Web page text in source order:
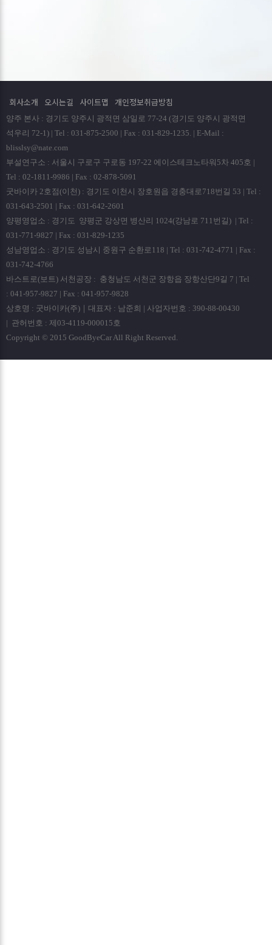
회사소개 오시는길 사이트맵 개인정보취급방침
양주 본사 : 경기도 양주시 광적면 삼일로 77-24 (경기도 양주시 광적면
석우리 72-1) | Tel : 031-875-2500 | Fax : 031-829-1235. | E-Mail :
blisslsy@nate.com
부설연구소 : 서울시 구로구 구로동 197-22 에이스테크노타워5차 405호 |
Tel : 02-1811-9986 | Fax : 02-878-5091
굿바이카 2호점(이천) : 경기도 이천시 장호원읍 경충대로718번길 53 | Tel :
031-643-2501 | Fax : 031-642-2601
양평영업소 : 경기도 양평군 강상면 병산리 1024(강남로 711번길) | Tel :
031-771-9827 | Fax : 031-829-1235
성남영업소 : 경기도 성남시 중원구 순환로118 | Tel : 031-742-4771 | Fax :
031-742-4766
바스트로(보트) 서천공장 : 충청남도 서천군 장항읍 장항산단9길 7 | Tel
: 041-957-9827 | Fax : 041-957-9828
상호명 : 굿바이카(주)｜대표자 : 남준희 | 사업자번호 : 390-88-00430
| 관허번호 : 제03-4119-000015호
Copyright © 2015 GoodByeCar All Right Reserved.